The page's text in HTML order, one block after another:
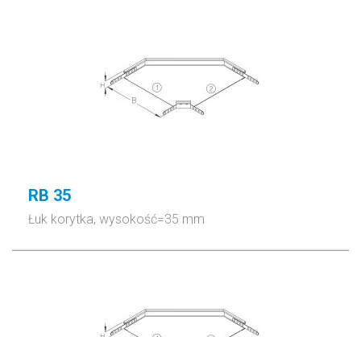
RB 35
Łuk korytka, wysokość=35 mm